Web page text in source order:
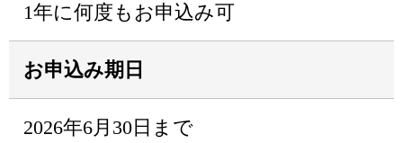
1年に何度もお申込み可
お申込み期日
2026年6月30日まで